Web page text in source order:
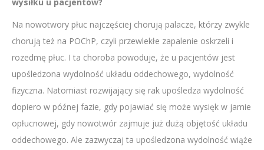
Na nowotwory płuc najczęściej chorują palacze, którzy zwykle
chorują też na POChP, czyli przewlekłe zapalenie oskrzeli i
rozedmę płuc. I ta choroba powoduje, że u pacjentów jest
upośledzona wydolność układu oddechowego, wydolność
fizyczna. Natomiast rozwijający się rak upośledza wydolność
dopiero w późnej fazie, gdy pojawiać się może wysięk w jamie
opłucnowej, gdy nowotwór zajmuje już dużą objętość układu
oddechowego. Ale zazwyczaj ta upośledzona wydolność wiąże